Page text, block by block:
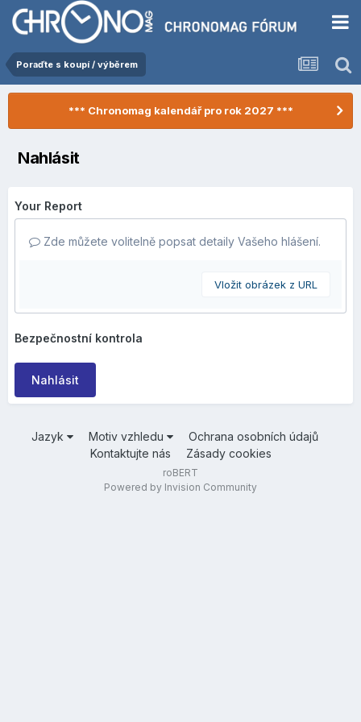
Poraďte s koupí / výběrem
*** Chronomag kalendář pro rok 2027 ***
Nahlásit
Your Report
Zde můžete volitelně popsat detaily Vašeho hlášení.
Vložit obrázek z URL
Bezpečnostní kontrola
Nahlásit
Jazyk Motiv vzhledu
Ochrana osobních údajů
Kontaktujte nás
Zásady cookies
roBERT
Powered by Invision Community